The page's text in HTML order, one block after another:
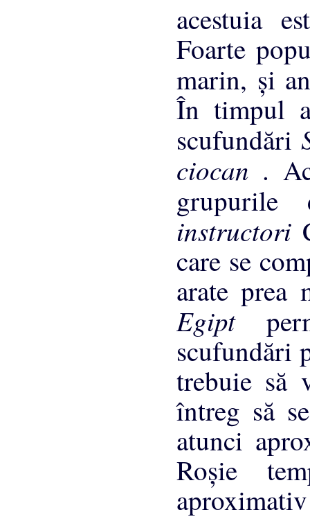
acestuia
Foarte
marin, şi
În timpul
scufundări
ciocan .
instructori
care se
arate prea
Egipt
scufundări
trebuie să
întreg să
atunci
Roşie